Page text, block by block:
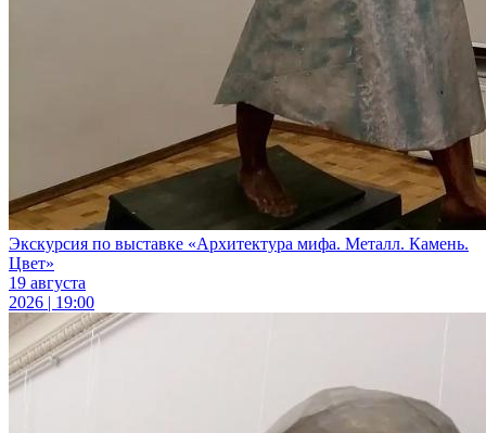
Экскурсия по выставке «Архитектура мифа. Металл. Камень.
Цвет»
19 августа
2026 | 19:00